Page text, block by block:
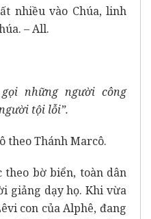
nhiều vào Chúa, linh
– All.
những người công
tội lỗi”.
theo Thánh Marcô.
theo bờ biển, toàn dân
giảng dạy họ. Khi vừa
con của Alphê, đang